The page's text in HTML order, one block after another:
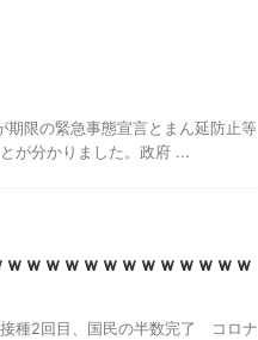
限の緊急事態宣言とまん延防止等
が分かりました。政府 ...
ｗｗｗｗｗｗｗｗｗｗｗｗ
種2回目、国民の半数完了 コロナ